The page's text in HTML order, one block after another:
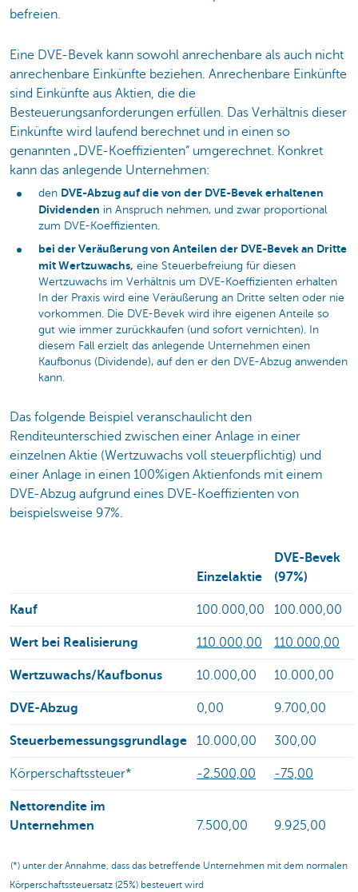
befreien.
Eine DVE-Bevek kann sowohl anrechenbare als auch nicht
anrechenbare Einkünfte beziehen. Anrechenbare Einkünfte
sind Einkünfte aus Aktien, die die
Besteuerungsanforderungen erfüllen. Das Verhältnis dieser
Einkünfte wird laufend berechnet und in einen so
genannten „DVE-Koeffizienten“ umgerechnet. Konkret
kann das anlegende Unternehmen:
den DVE-Abzug auf die von der DVE-Bevek erhaltenen
Dividenden in Anspruch nehmen, und zwar proportional
zum DVE-Koeffizienten.
bei der Veräußerung von Anteilen der DVE-Bevek an Dritte
mit Wertzuwachs, eine Steuerbefreiung für diesen
Wertzuwachs im Verhältnis um DVE-Koeffizienten erhalten
In der Praxis wird eine Veräußerung an Dritte selten oder nie
vorkommen. Die DVE-Bevek wird ihre eigenen Anteile so
gut wie immer zurückkaufen (und sofort vernichten). In
diesem Fall erzielt das anlegende Unternehmen einen
Kaufbonus (Dividende), auf den er den DVE-Abzug anwenden
kann.
Das folgende Beispiel veranschaulicht den
Renditeunterschied zwischen einer Anlage in einer
einzelnen Aktie (Wertzuwachs voll steuerpflichtig) und
einer Anlage in einen 100%igen Aktienfonds mit einem
DVE-Abzug aufgrund eines DVE-Koeffizienten von
beispielsweise 97%.
Einzelaktie
DVE-Bevek
(97%)
Kauf 100.000,00 100.000,00
Wert bei Realisierung 110.000,00 110.000,00
Wertzuwachs/Kaufbonus 10.000,00 10.000,00
DVE-Abzug 0,00 9.700,00
Steuerbemessungsgrundlage 10.000,00 300,00
Körperschaftssteuer* -2.500,00 -75,00
Nettorendite im
Unternehmen
7.500,00 9.925,00
(*) unter der Annahme, dass das betreffende Unternehmen mit dem normalen
Körperschaftssteuersatz (25%) besteuert wird